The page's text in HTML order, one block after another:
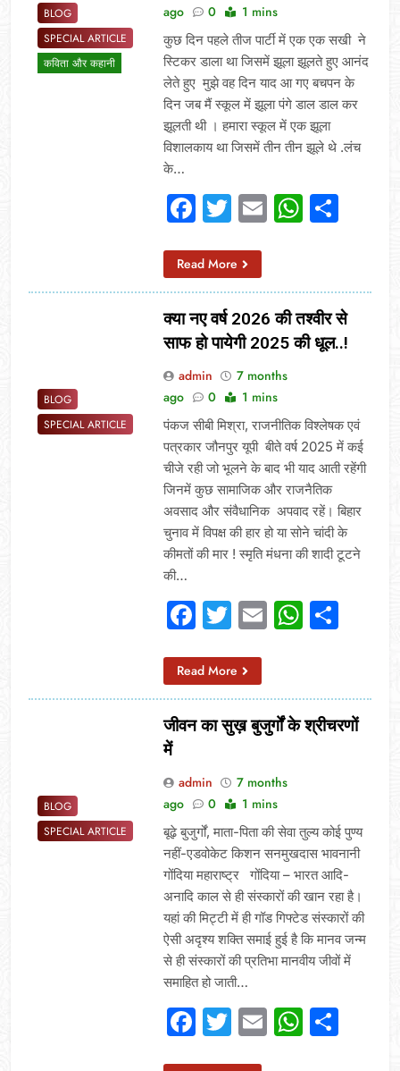
BLOG
SPECIAL ARTICLE
कविता और कहानी
ago
0 1 mins
कुछ दिन पहले तीज पार्टी में एक एक सखी ने
स्टिकर डाला था जिसमें झूला झूलते हुए आनंद
लेते हुए मुझे वह दिन याद आ गए बचपन के
दिन जब मैं स्कूल में झूला पंगे डाल डाल कर
झूलती थी । हमारा स्कूल में एक झूला
विशालकाय था जिसमें तीन तीन झूले थे .लंच
के…
Facebook
Twitter
Email
Read More
BLOG
SPECIAL ARTICLE
क्या नए वर्ष 2026 की तश्वीर से
साफ हो पायेगी 2025 की धूल..!
admin
7 months
ago
0 1 mins
पंकज सीबी मिश्रा, राजनीतिक विश्लेषक एवं
पत्रकार जौनपुर यूपी बीते वर्ष 2025 में कई
चीजे रही जो भूलने के बाद भी याद आती रहेंगी
जिनमें कुछ सामाजिक और राजनैतिक
अवसाद और संवैधानिक अपवाद रहें। बिहार
चुनाव में विपक्ष की हार हो या सोने चांदी के
कीमतों की मार ! स्मृति मंधना की शादी टूटने
की…
Facebook
Twitter
Email
Read More
BLOG
SPECIAL ARTICLE
जीवन का सुख़ बुजुर्गों के श्रीचरणों
में
admin
7 months
ago
0 1 mins
बूढ़े बुजुर्गों, माता-पिता की सेवा तुल्य कोई पुण्य
नहीं-एडवोकेट किशन सनमुखदास भावनानी
गोंदिया महाराष्ट्र गोंदिया – भारत आदि-
अनादि काल से ही संस्कारों की खान रहा है।
यहां की मिट्टी में ही गॉड गिफ्टेड संस्कारों की
ऐसी अदृश्य शक्ति समाई हुई है कि मानव जन्म
से ही संस्कारों की प्रतिभा मानवीय जीवों में
समाहित हो जाती…
Facebook
Twitter
Email